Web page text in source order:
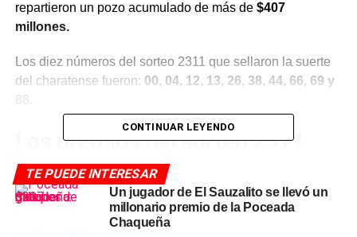
repartieron un pozo acumulado de más de $407
millones.
Los diez números del sorteo 2311 que sellaron la suerte
del charatense fueron: 00, 04, 12, 13, 26, 38, 44, 66, 69 y
Los premios del sorteo 2311
completos
Además del pozo mayor, otros miles de apostadores de
toda la provincia resultaron premiados en la misma
CONTINUAR LEYENDO
TE PUEDE INTERESAR
Un jugador de El Sauzalito se llevó un
millonario premio de la Poceada
Chaqueña